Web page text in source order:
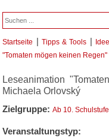
Sie sind hier
Startseite | Tipps & Tools |
"Tomaten mögen keinen
Leseanimation
Michaela Orlovský
Zielgruppe:Ab 10. Schulstufe
Veranstaltungstyp: